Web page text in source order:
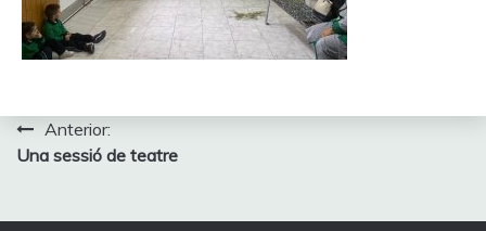
Navegación
de
entradas
Anterior:
Una sessió de teatre